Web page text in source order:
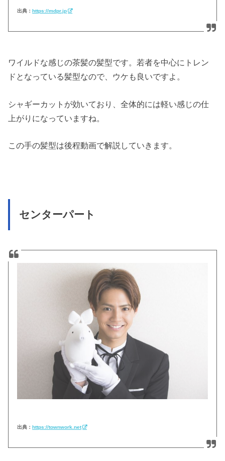
出典： https://mdpr.jp
ワイルドな感じの茶髪の髪型です。若者を中心にトレン
ドとなっている髪型なので、ウケも良いですよ。
シャギーカットが効いており、全体的には軽い感じの仕
上がりになっていますね。
この手の髪型は後程動画で解説していきます。
センターパート
出典：https://townwork.net